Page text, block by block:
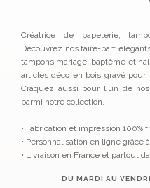
Créatrice de papeterie,
Découvrez nos faire-part
tampons mariage, baptême et
articles déco en bois gravé
Craquez aussi pour l'un de
parmi notre collection.
• Fabrication et impression 100%
• Personnalisation en ligne grâce
• Livraison en France et partout
DU MARDI AU